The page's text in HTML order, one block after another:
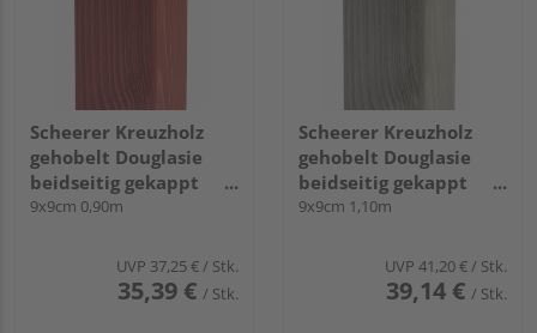
Scheerer Kreuzholz
gehobelt Douglasie
beidseitig gekappt
transparent lasiert -
9x9cm 0,90m
UVP 37,25 €/ Stk.
35,39 € / Stk.
Scheerer Kreuzholz
gehobelt Douglasie
beidseitig gekappt
transparent lasiert -
9x9cm 1,10m
UVP 41,20 €/ Stk.
39,14 € / Stk.